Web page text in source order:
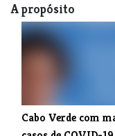
A propósito
​Cabo Verde com